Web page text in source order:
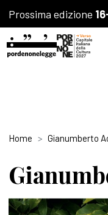
Prossima edizione
Home Gianumberto